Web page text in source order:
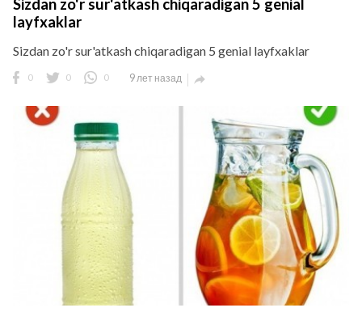
Sizdan zo'r sur'atkash chiqaradigan 5 genial
layfxaklar
Sizdan zo'r sur'atkash chiqaradigan 5 genial layfxaklar
0 0 0 9 лет назад 